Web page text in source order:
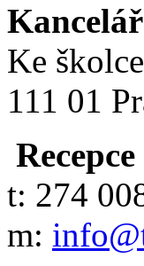
Ke
111 01
Recepce
t: 274
m: